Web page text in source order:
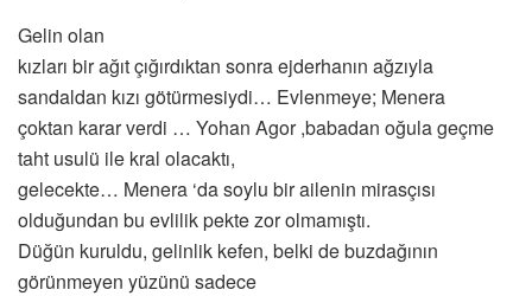
Gelin olan
kızları bir ağıt çığırdıktan sonra ejderhanın ağzıyla
sandaldan kızı götürmesiydi… Evlenmeye; Menera
çoktan karar verdi … Yohan Agor ,babadan oğula geçme
taht usulü ile kral olacaktı,
gelecekte… Menera ‘da soylu bir ailenin mirasçısı
olduğundan bu evlilik pekte zor olmamıştı.
Düğün kuruldu, gelinlik kefen, belki de buzdağının
görünmeyen yüzünü sadece